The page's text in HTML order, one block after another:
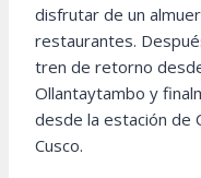
disfrutar de un
restaurantes.
tren de retorno
Ollantaytambo y
desde la estación de
Cusco.